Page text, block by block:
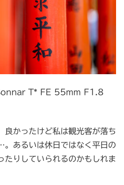
T* FE 55mm F1.8
良かったけど私は観光客が落ち
あるいは休日ではなく平日の
たりしていられるのかもしれま